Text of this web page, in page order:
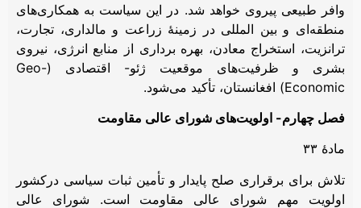
وافر طبیعی پیروی خواهد شد. در این سیاست به همکاری‌های
منطقه‌ای و بین المللی در زمینۀ زراعت و مالداری، تجارت،
ترانزیت، استخراج معادن، بهره برداری از منابع انرژی، نیروی
بشری و ظرفیت‌های موقعیت ژئو- اقتصادی (Geo-
Economic) افغانستان، تأکید می‌شود.
فصل چهارم- اولویت‌های شورای عالی مقاومت
مادۀ ۳۳
تلاش برای برقراری صلح پایدار و تأمین ثبات سیاسی درکشور
اولویت مهم شورای عالی مقاومت است. شورای عالی